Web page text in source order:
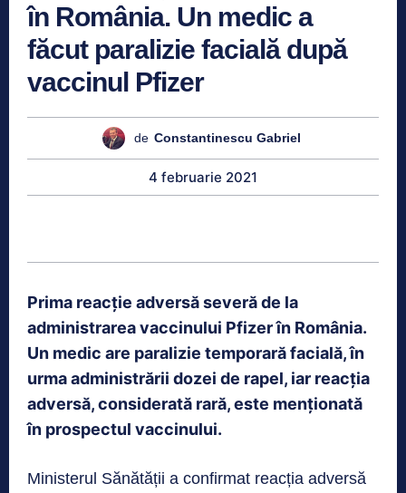
în România. Un medic a
făcut paralizie facială după
vaccinul Pfizer
de Constantinescu Gabriel
4 februarie 2021
Prima reacție adversă severă de la
administrarea vaccinului Pfizer în România.
Un medic are paralizie temporară facială, în
urma administrării dozei de rapel, iar reacția
adversă, considerată rară, este menționată
în prospectul vaccinului.
Ministerul Sănătății a confirmat reacția adversă